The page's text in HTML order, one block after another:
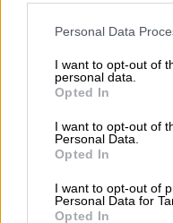
Personal Data
I want to opt-out of
personal data.
Opted In
I want to opt-out of
Personal Data.
Opted In
I want to opt-out of
Personal Data for
Opted In
Kavita Patel - PhARMA
06.08.2026 - 11:37
Μείωση ασφαλιστικών
ζητούν οι έμποροι από
06.08.2026 - 10:45
Ευρώπη: Μπορεί η
06.08.2026 - 09:15